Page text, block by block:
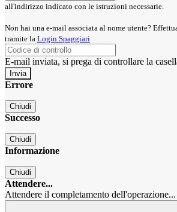
all'indirizzo indicato con le istruzioni necessarie.
Non hai una e-mail associata al nome utente?
tramite la Login Spaggiari
E-mail inviata, si prega di controllare la
Errore
Chiudi
Successo
Chiudi
Informazione
Chiudi
Attendere...
Attendere il completamento dell'operazione...